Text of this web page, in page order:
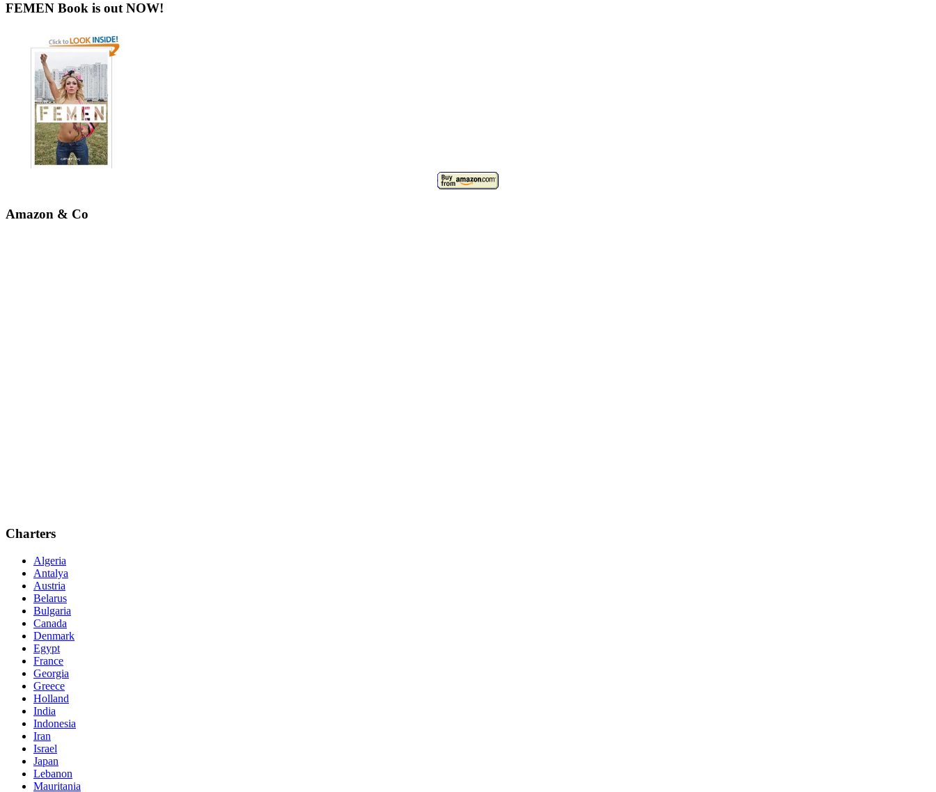
FEMEN Book is out NOW!
Amazon & Co
Charters
Algeria
Antalya
Austria
Belarus
Bulgaria
Canada
Denmark
Egypt
France
Georgia
Greece
Holland
India
Indonesia
Iran
Israel
Japan
Lebanon
Mauritania